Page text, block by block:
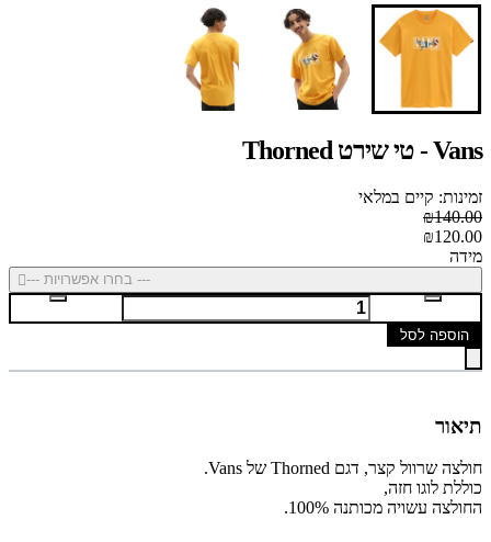
Vans - טי שירט Thorned
זמינות: קיים במלאי
₪140.00
₪120.00
מידה
--- בחרו אפשרויות ---
הוספה לסל
תיאור
חולצה שרוול קצר, דגם Thorned של Vans.
כוללת לוגו חזה,
החולצה עשויה מכותנה 100%.